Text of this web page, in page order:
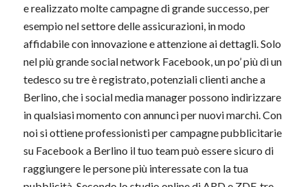
e realizzato molte campagne di grande successo, per
esempio nel settore delle assicurazioni, in modo
affidabile con innovazione e attenzione ai dettagli. Solo
nel più grande social network Facebook, un po’ più di un
tedesco su tre è registrato, potenziali clienti anche a
Berlino, che i social media manager possono indirizzare
in qualsiasi momento con annunci per nuovi marchi. Con
noi si ottiene professionisti per campagne pubblicitarie
su Facebook a Berlino il tuo team può essere sicuro di
raggiungere le persone più interessate con la tua